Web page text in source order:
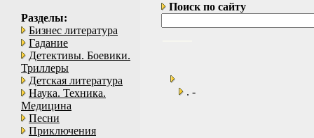
Разделы:
Бизнес литература
Гадание
Детективы. Боевики.
Триллеры
Детская литература
Наука. Техника.
Медицина
Песни
Приключения
Поиск по сайту
. -